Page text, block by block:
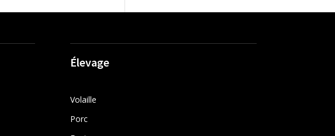
Élevage
Volaille
Porc